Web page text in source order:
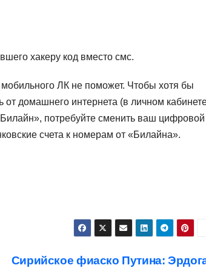
хакеру код вместо смс.
ЛК не поможет. Чтобы хотя бы
домашнего интернета (в личном
потребуйте сменить ваш цифровой
счета к номерам от «Билайна».
Сирийское фиаско Путина: